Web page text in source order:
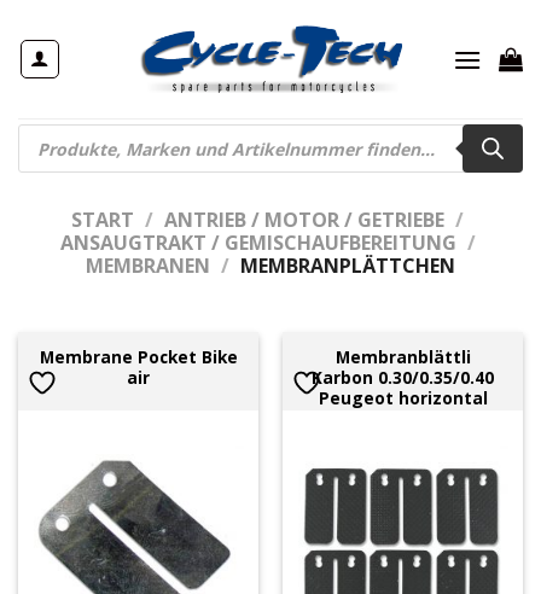
Inhalt
springen
Products
search
START / ANTRIEB / MOTOR / GETRIEBE /
ANSAUGTRAKT / GEMISCHAUFBEREITUNG /
MEMBRANEN / MEMBRANPLÄTTCHEN
Membrane Pocket Bike
air
Membranblättli
Karbon 0.30/0.35/0.40
Peugeot horizontal